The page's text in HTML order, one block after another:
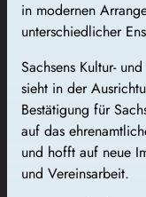
in modernen
unterschiedlicher
Sachsens Kultur-
sieht in der
Bestätigung für
auf das
und hofft auf neue
und Vereinsarbeit.